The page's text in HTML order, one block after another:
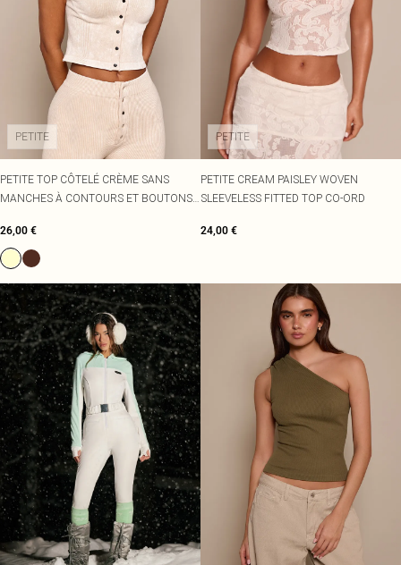
PETITE
PETITE TOP CÔTELÉ CRÈME SANS
MANCHES À CONTOURS ET BOUTONS-
26,00 €
PETITE
PETITE CREAM PAISLEY WOVEN
SLEEVELESS FITTED TOP CO-ORD
24,00 €